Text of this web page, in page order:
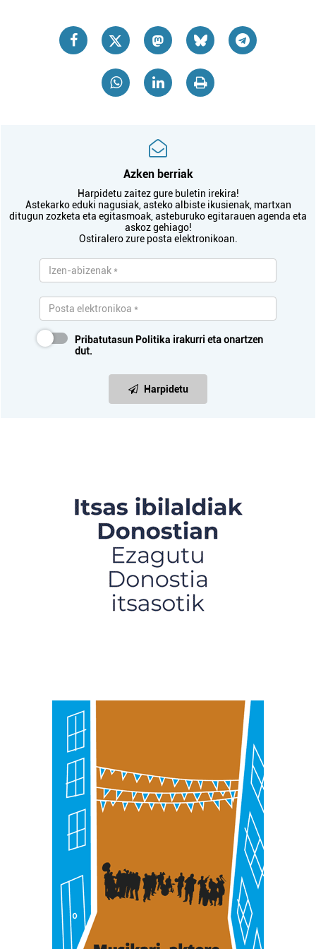
Azken berriak
Harpidetu zaitez gure buletin irekira!
Astekarko eduki nagusiak, asteko albiste ikusienak, martxan
ditugun zozketa eta egitasmoak, asteburuko egitarauen agenda eta
askoz gehiago!
Ostiralero zure posta elektronikoan.
Pribatutasun Politika irakurri eta onartzen
dut.
Harpidetu